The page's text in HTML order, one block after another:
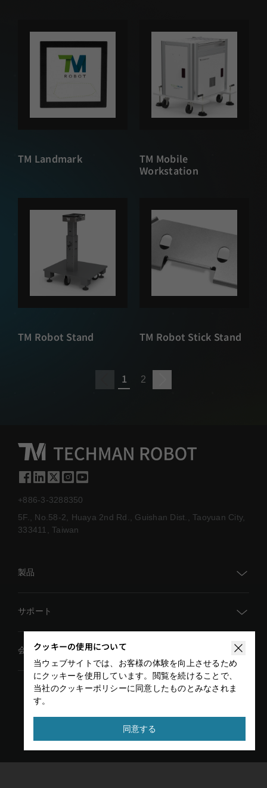
TM Landmark
TM Mobile
Workstation
TM Robot Stand TM Robot Stick Stand
1 2
+886-3-3288350
5F., No.58-2, Huaya 2nd Rd., Guishan Dist., Taoyuan City,
333411, Taiwan
製品
TM AI Cobot
TM AI Cobot S
TMflow
AIビジョン
アドオン
サポート
TMアカデミー
ダウンロードセンター
技術文書
お問い合わせ
開発者エリア
会社概要
グローバルイベント
Copyright © 2026 TECHMAN ROBOT INC. All rights
reserved
クッキーの使用について
当ウェブサイトでは、お客様の体験を向上させるため
にクッキーを使用しています。閲覧を続けることで、
当社のクッキーポリシーに同意したものとみなされま
す。
同意する